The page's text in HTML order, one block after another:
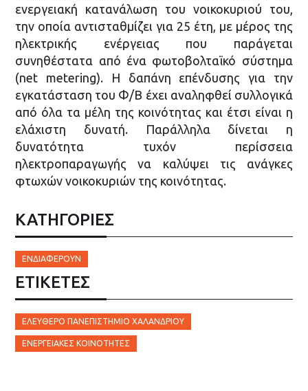
ενεργειακή κατανάλωση του νοικοκυριού του,
την οποία αντισταθμίζει για 25 έτη, με μέρος της
ηλεκτρικής ενέργειας που παράγεται
συνηθέστατα από ένα φωτοβολταϊκό σύστημα
(net metering). Η δαπάνη επένδυσης για την
εγκατάσταση του Φ/Β έχει αναληφθεί συλλογικά
από όλα τα μέλη της κοινότητας και έτσι είναι η
ελάχιστη δυνατή. Παράλληλα δίνεται η
δυνατότητα τυχόν περίσσεια
ηλεκτροπαραγωγής να καλύψει τις ανάγκες
φτωχών νοικοκυριών της κοινότητας.
ΚΑΤΗΓΟΡΙΕΣ
ΕΝΔΙΑΦΈΡΟΥΝ
ΕΤΙΚΈΤΕΣ
ΕΛΕΎΘΕΡΟ ΠΑΝΕΠΙΣΤΉΜΙΟ ΧΑΛΑΝΔΡΊΟΥ
ΕΝΕΡΓΕΙΑΚΈΣ ΚΟΙΝΌΤΗΤΕΣ